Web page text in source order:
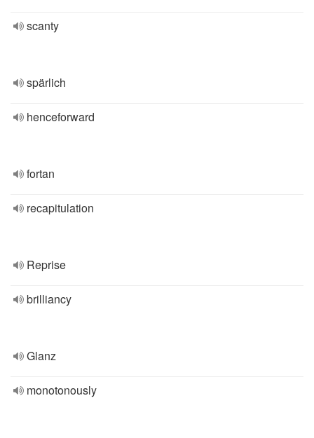
scanty
spärlich
henceforward
fortan
recapitulation
Reprise
brilliancy
Glanz
monotonously